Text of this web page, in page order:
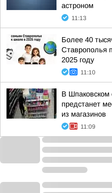
астроном
11:13
Более 40
Ставрополья
2025 году
11:10
В Шпаковском
предстанет
из магазинов
11:09